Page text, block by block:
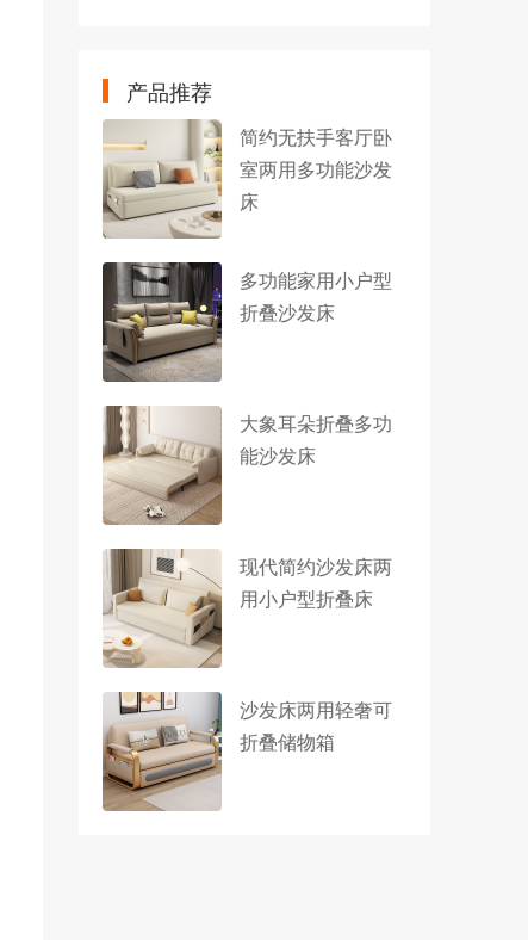
产品推荐
简约无扶手客厅卧
室两用多功能沙发
床
多功能家用小户型
折叠沙发床
大象耳朵折叠多功
能沙发床
现代简约沙发床两
用小户型折叠床
沙发床两用轻奢可
折叠储物箱